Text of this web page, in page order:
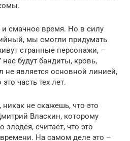
смачное время. Но в силу
мы смогли придумать
странные персонажи, –
будут бандиты, кровь,
является основной линией,
часть тех лет.
не скажешь, что это
Власкин, которому
злодея, считает, что это
На самом деле это –